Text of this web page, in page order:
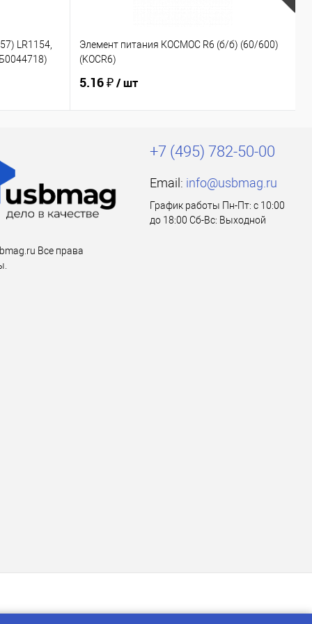
LR1154,
Элемент питания КОСМОС R6 (б/б) (60/600)
(KOCR6)
5.16 ₽/ шт
Все права
+7 (495) 782-50-00
Email: info@usbmag.ru
График работы Пн-Пт: с 10:00
до 18:00 Сб-Вс: Выходной